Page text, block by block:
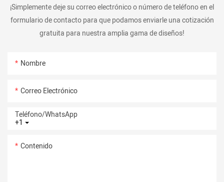
¡Simplemente deje su correo electrónico o número de teléfono en el
formulario de contacto para que podamos enviarle una cotización
gratuita para nuestra amplia gama de diseños!
Nombre
Correo Electrónico
+1
Teléfono/WhatsApp
Contenido